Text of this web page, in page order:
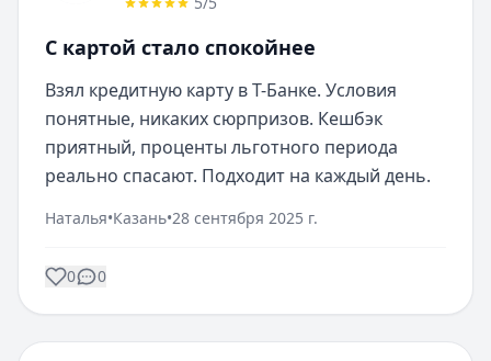
С картой стало спокойнее
Взял кредитную карту в Т-Банке. Условия
понятные, никаких сюрпризов. Кешбэк
приятный, проценты льготного периода
реально спасают. Подходит на каждый день.
Наталья•Казань•28 сентября 2025 г.
0 0